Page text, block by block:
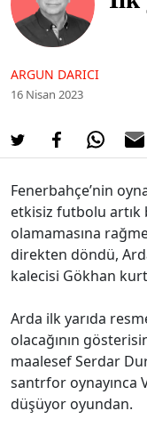
ARGUN DARICI
16 Nisan 2023
Fenerbahçe’nin
etkisiz futbolu
olamamasına
direkten döndü,
kalecisi Gökhan
Arda ilk yarıda
olacağının
maalesef Serdar
santrfor oynayınca
düşüyor oyundan.